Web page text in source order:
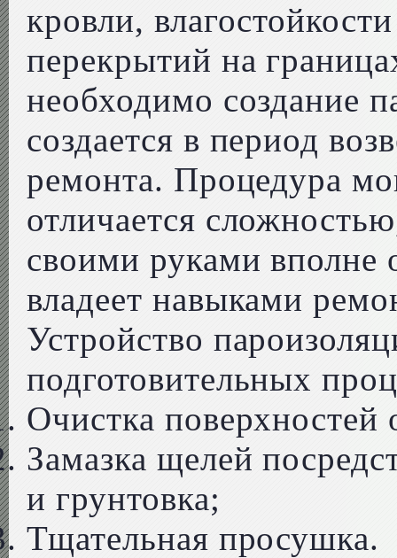
кровли,
перекрытий на
необходимо создание
создается в период
ремонта. Процедура
отличается
своими руками вполне
владеет навыками
Устройство
подготовительных
Очистка
Замазка щелей
и грунтовка;
Тщательная просушка.